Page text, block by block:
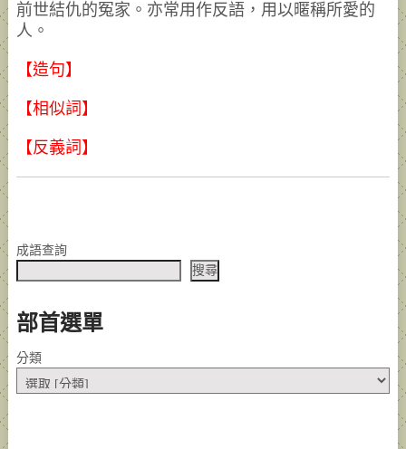
前世結仇的冤家。亦常用作反語，用以暱稱所愛的
人。
【造句】
【相似詞】
【反義詞】
成語查詢
搜尋
部首選單
分類